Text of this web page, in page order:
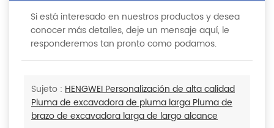
Si está interesado en nuestros productos y desea
conocer más detalles, deje un mensaje aquí, le
responderemos tan pronto como podamos.
Sujeto : HENGWEI Personalización de alta calidad
Pluma de excavadora de pluma larga Pluma de
brazo de excavadora larga de largo alcance